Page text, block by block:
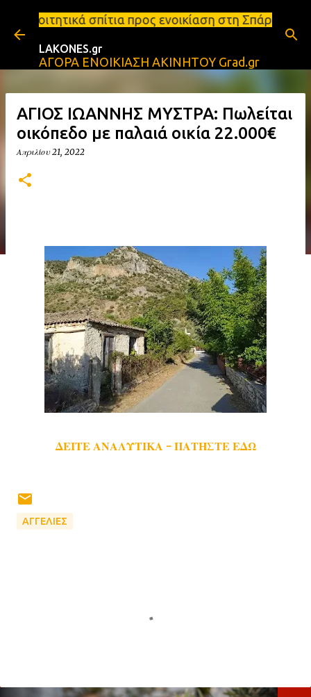
Μετάβαση στο κύριο περιεχόμενο
προς ενοικίαση στη Σπάρτη Ενοικιάσεις
LAKONES.gr
ΑΓΟΡΑ ΕΝΟΙΚΙΑΣΗ ΑΚΙΝΗΤΟΥ Grad.gr
ΑΓΙΟΣ ΙΩΑΝΝΗΣ ΜΥΣΤΡΑ: Πωλείται
οικόπεδο με παλαιά οικία 22.000€
Απριλίου 21, 2022
ΔΕΙΤΕ ΑΝΑΛΥΤΙΚΑ - ΠΑΤΗΣΤΕ ΕΔΩ
ΑΓΓΕΛΙΕΣ
λ